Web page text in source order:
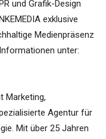
und Grafik-Design
exklusive
Medienpräsenz
unter:
Marketing,
Agentur für
Mit über 25 Jahren